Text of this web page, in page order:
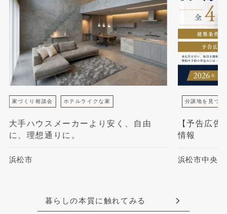
家づくり相談会 ホテルライクな家
大手ハウスメーカーより安く、自由
に、理想通りに。
浜松市
分譲地を見つけ
【予告広
情報
浜松市中央
暮らしの本質に触れてみる